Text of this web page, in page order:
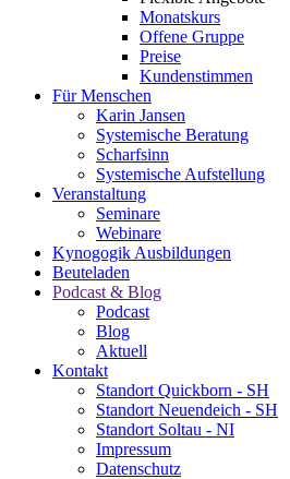
Monatskurs
Offene Gruppe
Preise
Kundenstimmen
Für Menschen
Karin Jansen
Systemische Beratung
Scharfsinn
Systemische Aufstellung
Veranstaltung
Seminare
Webinare
Kynogogik Ausbildungen
Beuteladen
Podcast & Blog
Podcast
Blog
Aktuell
Kontakt
Standort Quickborn - SH
Standort Neuendeich - SH
Standort Soltau - NI
Impressum
Datenschutz